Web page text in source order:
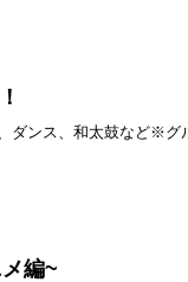
ンス、和太鼓など※グ
編~